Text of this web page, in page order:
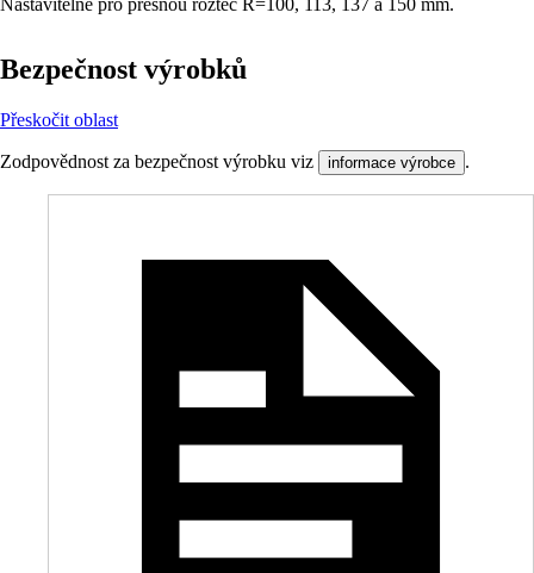
Nastavitelné pro přesnou rozteč R=100, 113, 137 a 150 mm.
Bezpečnost výrobků
Přeskočit oblast
Zodpovědnost za bezpečnost výrobku viz informace výrobce .